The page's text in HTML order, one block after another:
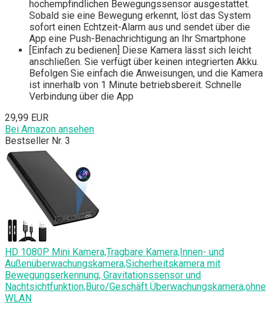
hochempfindlichen Bewegungssensor ausgestattet.
Sobald sie eine Bewegung erkennt, löst das System
sofort einen Echtzeit-Alarm aus und sendet über die
App eine Push-Benachrichtigung an Ihr Smartphone
[Einfach zu bedienen] Diese Kamera lässt sich leicht
anschließen. Sie verfügt über keinen integrierten Akku.
Befolgen Sie einfach die Anweisungen, und die Kamera
ist innerhalb von 1 Minute betriebsbereit. Schnelle
Verbindung über die App
29,99 EUR
Bei Amazon ansehen
Bestseller Nr. 3
HD 1080P Mini Kamera,Tragbare Kamera,Innen- und
Außenüberwachungskamera,Sicherheitskamera mit
Bewegungserkennung, Gravitationssensor und
Nachtsichtfunktion,Büro/Geschäft Überwachungskamera,ohne
WLAN